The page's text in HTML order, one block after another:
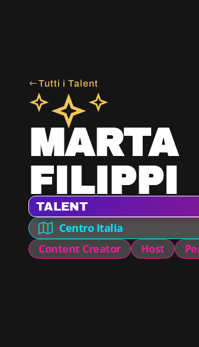
Tutti i Talent
MARTA
FILIPPI
TALENT
Centro Italia
Content Creator
Host